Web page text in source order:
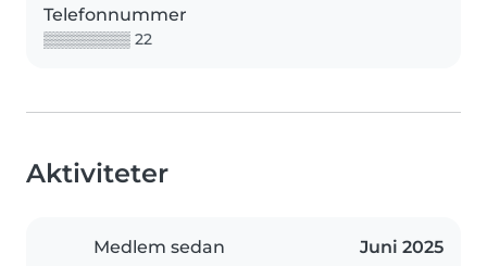
Telefonnummer
▒▒▒▒▒▒▒▒ 22
Aktiviteter
Medlem sedan Juni 2025